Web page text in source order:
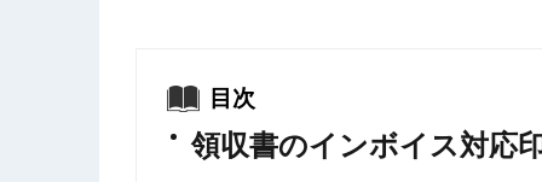
目次
領収書のインボイス対応